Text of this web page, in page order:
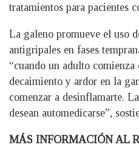
tratamientos para pacientes
La galeno promueve el uso
antigripales en fases
“cuando un adulto comienza
decaimiento y ardor en la
comenzar a desinflamarte.
desean automedicarse”,
MÁS INFORMACIÓN AL